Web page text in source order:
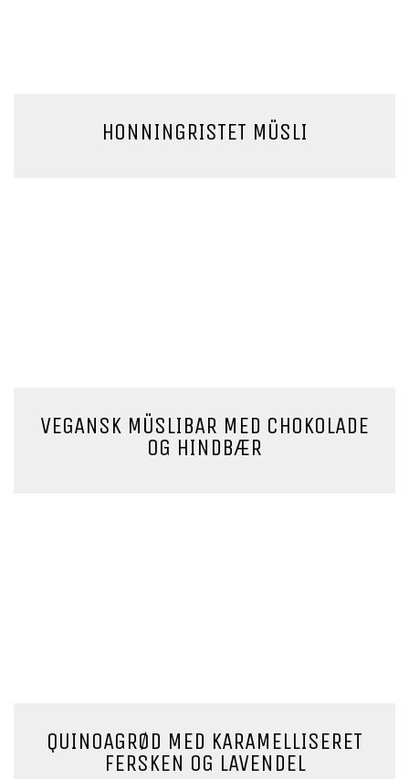
HONNINGRISTET MÜSLI
VEGANSK MÜSLIBAR MED CHOKOLADE
OG HINDBÆR
QUINOAGRØD MED KARAMELLISERET
FERSKEN OG LAVENDEL